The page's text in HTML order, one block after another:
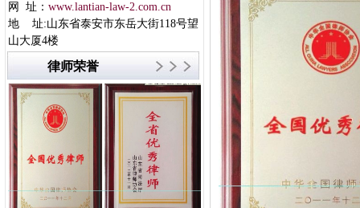
网 址： www.lantian-law-2.com.cn
地 址:山东省泰安市东岳大街118号望
山大厦4楼
律师荣誉